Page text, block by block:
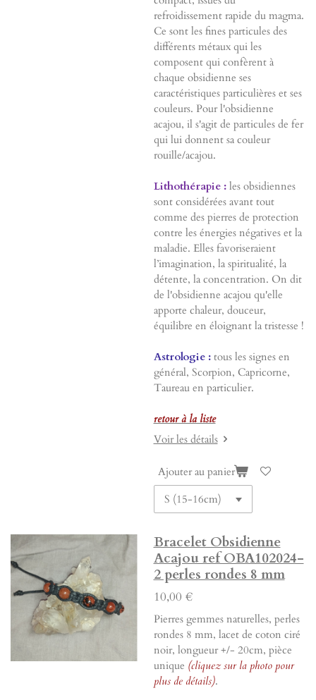
refroidissement rapide du magma.
Ce sont les fines particules des
différents métaux qui les
composent qui confèrent à
chaque obsidienne ses
caractéristiques particulières et ses
couleurs. Pour l'obsidienne
acajou, il s'agit de particules de fer
qui lui donnent sa couleur
rouille/acajou.
Lithothérapie :les obsidiennes
sont considérées avant tout
comme des pierres de protection
contre les énergies négatives et la
maladie. Elles favoriseraient
l’imagination, la spiritualité, la
détente, la concentration. On dit
de l'obsidienne acajou qu'elle
apporte chaleur, douceur,
équilibre en éloignant la tristesse !
Astrologie : tous les signes en
général, Scorpion, Capricorne,
Taureau en particulier.
retour à la liste
Voir les détails
Ajouter au panier
Bracelet Obsidienne
Acajou ref OBA102024-
2 perles rondes 8 mm
10,00 €
Pierres gemmes naturelles, perles
rondes 8 mm, lacet de coton ciré
noir, longueur +/- 20cm, pièce
unique (cliquez sur la photo pour
plus de détails).